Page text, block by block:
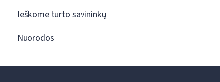
Ieškome turto savininkų
Nuorodos